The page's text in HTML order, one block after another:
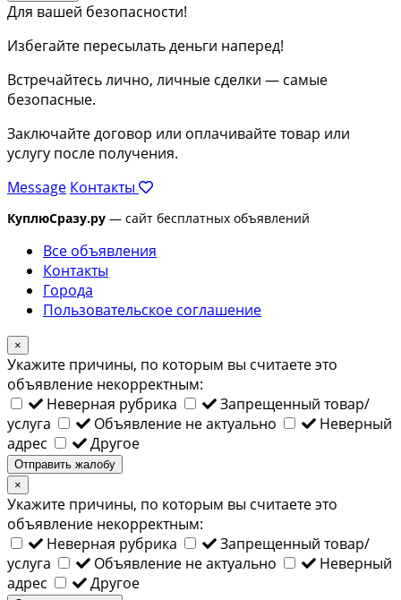
Для вашей безопасности!
Избегайте пересылать деньги наперед!
Встречайтесь лично, личные сделки — самые
безопасные.
Заключайте договор или оплачивайте товар или
услугу после получения.
Message Контакты
КуплюСразу.ру — сайт бесплатных объявлений
Все объявления
Контакты
Города
Пользовательское соглашение
×
Укажите причины, по которым вы считаете это
объявление некорректным:
Неверная рубрика
Запрещенный товар/
услуга
Объявление не актуально
Неверный
адрес
Другое
Отправить жалобу
×
Укажите причины, по которым вы считаете это
объявление некорректным:
Неверная рубрика
Запрещенный товар/
услуга
Объявление не актуально
Неверный
адрес
Другое